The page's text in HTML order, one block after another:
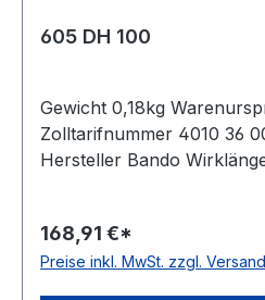
605 DH 100
Gewicht 0,18kg
Zolltarifnummer 4010 36
Hersteller Bando
Material Neoprene
DIN 5296 antistatisch ja
168,91 €*
Preise inkl. MwSt. zzgl.